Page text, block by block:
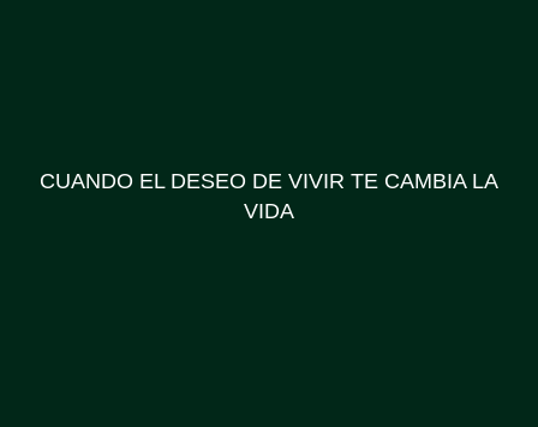
CUANDO EL DESEO DE VIVIR TE CAMBIA LA
VIDA